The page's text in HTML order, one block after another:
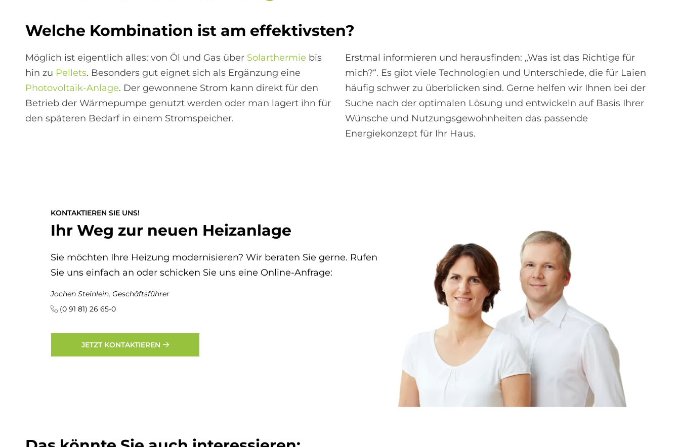
Wel­che Kom­bi­na­ti­on ist am ef­fek­tiv­sten?
Möglich ist eigentlich alles: von Öl und Gas über Solarthermie bis
hin zu Pellets. Besonders gut eignet sich als Ergänzung eine
Photovoltaik-Anlage. Der gewonnene Strom kann direkt für den
Betrieb der Wärmepumpe genutzt werden oder man lagert ihn für
den späteren Bedarf in einem Stromspeicher.
Erstmal informieren und herausfinden: „Was ist das Richtige für
mich?“. Es gibt viele Technologien und Unterschiede, die für Laien
häufig schwer zu überblicken sind. Gerne helfen wir Ihnen bei der
Suche nach der optimalen Lösung und entwickeln auf Basis Ihrer
Wünsche und Nutzungsgewohnheiten das passende
Energiekonzept für Ihr Haus.
KONTAKTIEREN SIE UNS!
Ihr Weg zur neuen Heizanlage
Sie möchten Ihre Heizung modernisieren? Wir beraten Sie gerne. Rufen
Sie uns einfach an oder schicken Sie uns eine Online-Anfrage:
Jochen Steinlein, Geschäftsführer
(0 91 81) 26 65-0
JETZT KONTAKTIEREN